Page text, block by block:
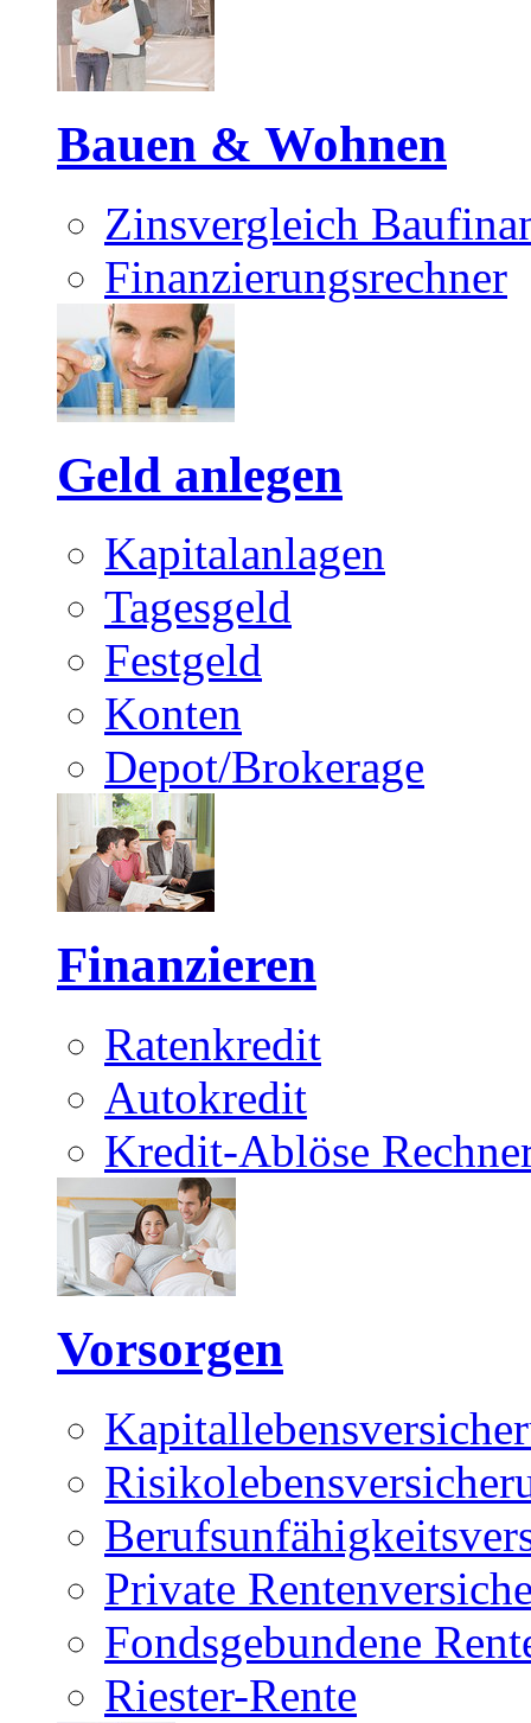
Bauen & Wohnen
Zinsvergleich
Finanzierungsrechner
Geld anlegen
Kapitalanlagen
Tagesgeld
Festgeld
Konten
Depot/Brokerage
Finanzieren
Ratenkredit
Autokredit
Kredit-Ablöse
Vorsorgen
Private
Fondsgebundene
Riester-Rente